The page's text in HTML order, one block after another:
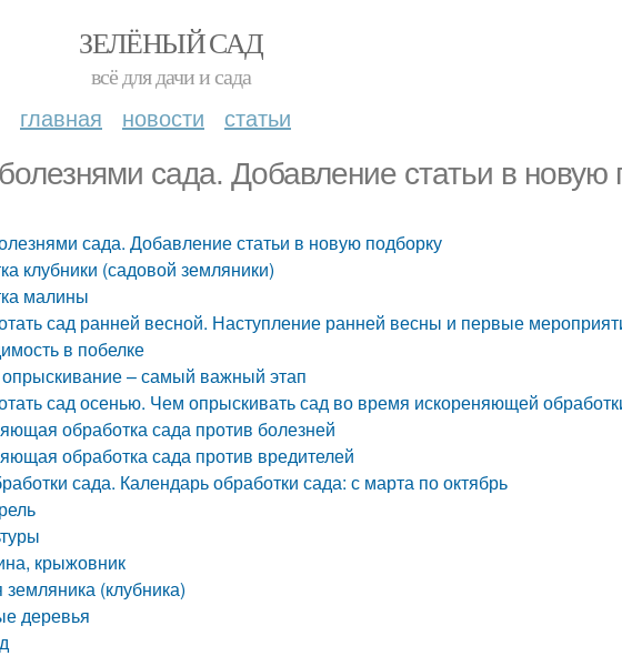
ЗЕЛЁНЫЙ САД
всё для дачи и сада
главная новости статьи
сада. Добавление статьи в новую
сада. Добавление статьи в новую подборку
клубники (садовой земляники)
малины
сад ранней весной. Наступление ранней весны и первые
в побелке
– самый важный этап
сад осенью. Чем опрыскивать сад во время искореняющей
обработка сада против болезней
обработка сада против вредителей
сада. Календарь обработки сада: с марта по октябрь
крыжовник
(клубника)
деревья